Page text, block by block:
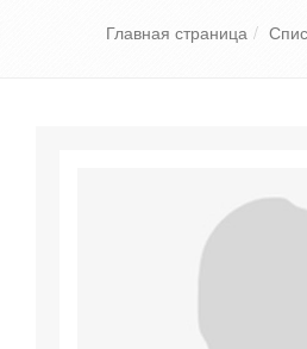
Главная страница